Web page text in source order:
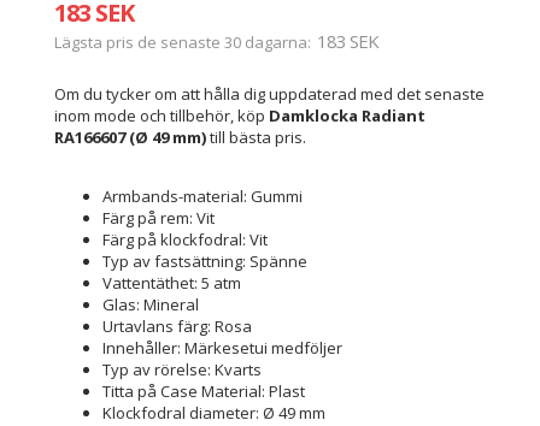
183 SEK
Lägsta pris de senaste 30 dagarna 183 SEK
Om du tycker om att hålla dig uppdaterad med det senaste
inom mode och tillbehör, köp Damklocka Radiant
RA166607 (Ø 49 mm)till bästa pris.
Armbands-material: Gummi
Färg på rem: Vit
Färg på klockfodral: Vit
Typ av fastsättning: Spänne
Vattentäthet: 5 atm
Glas: Mineral
Urtavlans färg: Rosa
Innehåller: Märkesetui medföljer
Typ av rörelse: Kvarts
Titta på Case Material: Plast
Klockfodral diameter: Ø 49 mm